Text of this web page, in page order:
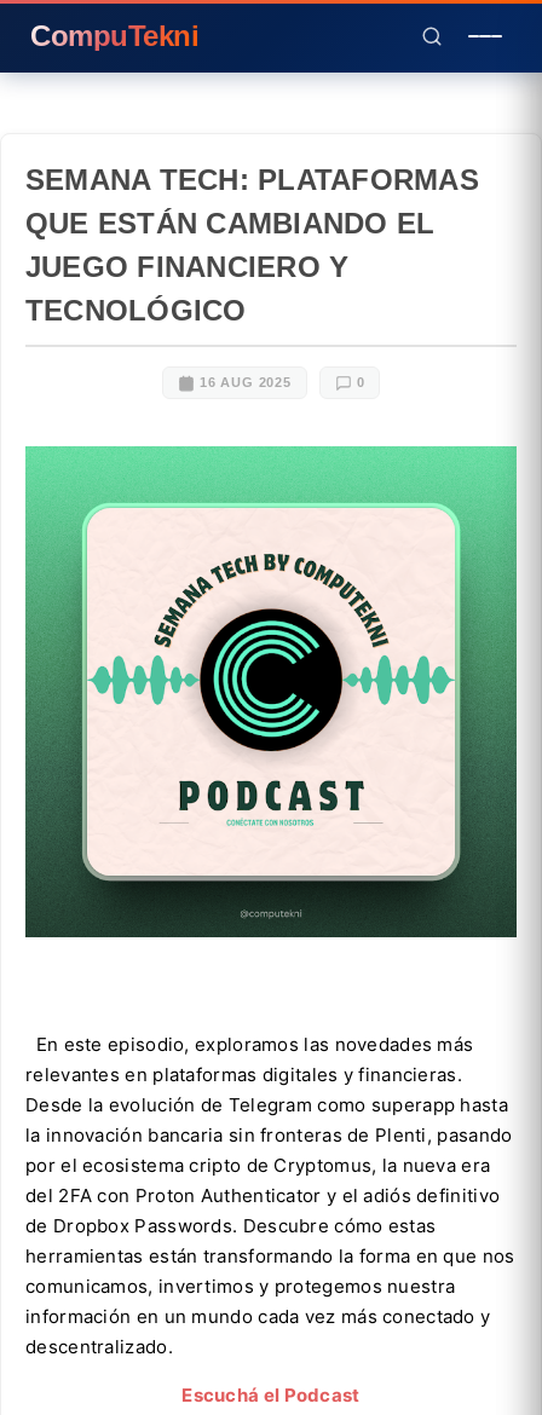
CompuTekni
SEMANA TECH: PLATAFORMAS
QUE ESTÁN CAMBIANDO EL
JUEGO FINANCIERO Y
TECNOLÓGICO
16 AUG 2025 0
En este episodio, exploramos las novedades más
relevantes en plataformas digitales y financieras.
Desde la evolución de Telegram como superapp hasta
la innovación bancaria sin fronteras de Plenti, pasando
por el ecosistema cripto de Cryptomus, la nueva era
del 2FA con Proton Authenticator y el adiós definitivo
de Dropbox Passwords. Descubre cómo estas
herramientas están transformando la forma en que nos
comunicamos, invertimos y protegemos nuestra
información en un mundo cada vez más conectado y
descentralizado.
Escuchá el Podcast